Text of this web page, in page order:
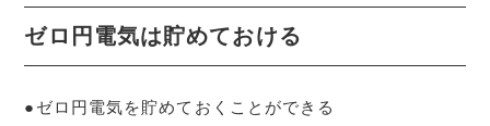
ゼロ円電気は貯めておける
●ゼロ円電気を貯めておくことができる